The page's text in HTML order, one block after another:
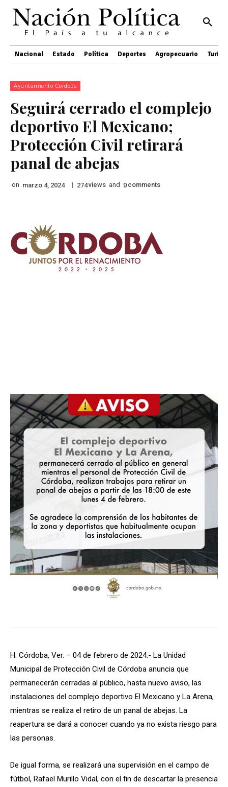
Nacional Estado Política Deportes Agropecuario
Ayuntamiento Cordoba
Seguirá cerrado el complejo
deportivo El Mexicano;
Protección Civil retirará
panal de abejas
on marzo 4, 2024 | 274views and 0 comments
H. Córdoba, Ver. – 04 de febrero de 2024.- La Unidad
Municipal de Protección Civil de Córdoba anuncia que
permanecerán cerradas al público, hasta nuevo aviso, las
instalaciones del complejo deportivo El Mexicano y La Arena,
mientras se realiza el retiro de un panal de abejas. La
reapertura se dará a conocer cuando ya no exista riesgo para
las personas.
De igual forma, se realizará una supervisión en el campo de
fútbol, Rafael Murillo Vidal, con el fin de descartar la presencia